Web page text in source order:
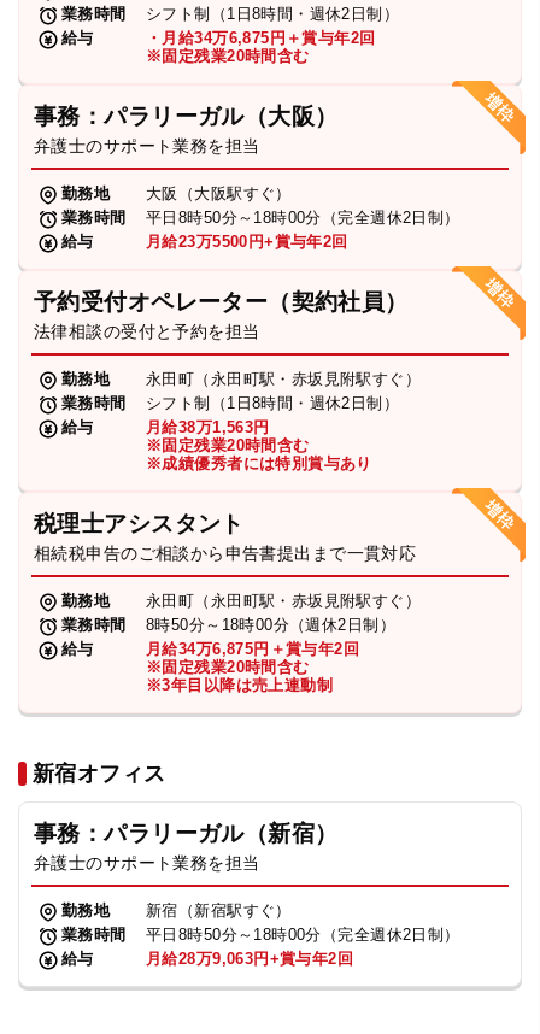
業務時間
シフト制（1日8時間・週休2日制）
給与
・月給34万6,875円＋賞与年2回
※固定残業20時間含む
事務：パラリーガル（大阪）
弁護士のサポート業務を担当
勤務地
大阪（大阪駅すぐ）
業務時間
平日8時50分～18時00分（完全週休2日制）
給与
月給23万5500円+賞与年2回
予約受付オペレーター（契約社員）
法律相談の受付と予約を担当
勤務地
永田町（永田町駅・赤坂見附駅すぐ）
業務時間
シフト制（1日8時間・週休2日制）
給与
月給38万1,563円
※固定残業20時間含む
※成績優秀者には特別賞与あり
税理士アシスタント
相続税申告のご相談から申告書提出まで一貫対応
勤務地
永田町（永田町駅・赤坂見附駅すぐ）
業務時間
8時50分～18時00分（週休2日制）
給与
月給34万6,875円＋賞与年2回
※固定残業20時間含む
※3年目以降は売上連動制
新宿オフィス
事務：パラリーガル（新宿）
弁護士のサポート業務を担当
勤務地
新宿（新宿駅すぐ）
業務時間
平日8時50分～18時00分（完全週休2日制）
給与
月給28万9,063円+賞与年2回
費用
求人採用
お知らせ
特設サイト
相談先情報サイト
プライバシーポリシー
TikTok受賞 定義集 動画集